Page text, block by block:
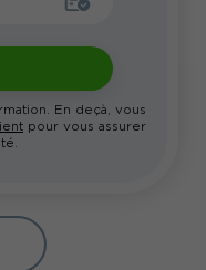
En deçà, vous
pour vous assurer